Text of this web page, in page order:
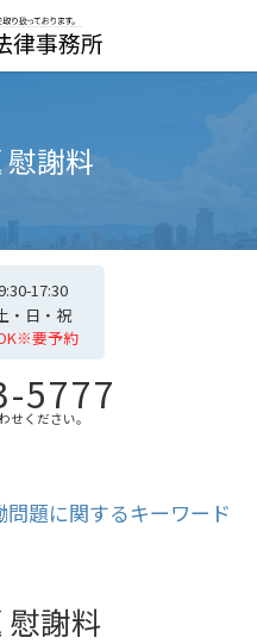
謝料
17:30
・日・祝
要予約
5777
せください。
問題に関するキーワード
慰謝料